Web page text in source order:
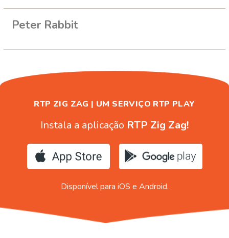
Peter Rabbit
RTP ZIG ZAG | UM SERVIÇO RTP PLAY
Instala a aplicação RTP Zig Zag!
Disponível para iOS e Android.